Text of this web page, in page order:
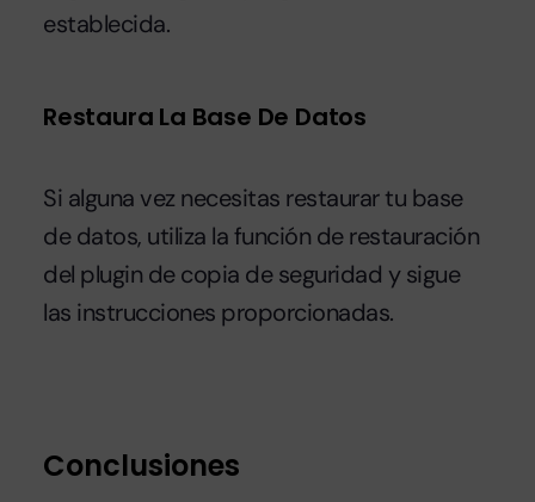
establecida.
Restaura La Base De Datos
Si alguna vez necesitas restaurar tu base
de datos, utiliza la función de restauración
del plugin de copia de seguridad y sigue
las instrucciones proporcionadas.
Conclusiones